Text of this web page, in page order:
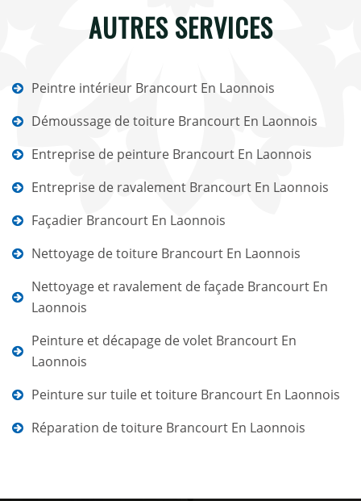
AUTRES SERVICES
Peintre intérieur Brancourt En Laonnois
Démoussage de toiture Brancourt En Laonnois
Entreprise de peinture Brancourt En Laonnois
Entreprise de ravalement Brancourt En Laonnois
Façadier Brancourt En Laonnois
Nettoyage de toiture Brancourt En Laonnois
Nettoyage et ravalement de façade Brancourt En
Laonnois
Peinture et décapage de volet Brancourt En
Laonnois
Peinture sur tuile et toiture Brancourt En Laonnois
Réparation de toiture Brancourt En Laonnois